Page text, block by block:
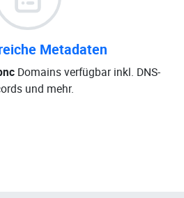
Metadaten
Domains verfügbar inkl. DNS-
und mehr.